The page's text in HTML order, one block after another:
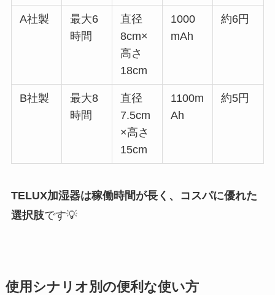
A社製
最大6
時間
直径
8cm×
高さ
18cm
1000
mAh
約6円
B社製
最大8
時間
直径
7.5cm
×高さ
15cm
1100m
Ah
約5円
TELUX加湿器は稼働時間が長く、コスパに優れた
選択肢です💡
使用シナリオ別の便利な使い方